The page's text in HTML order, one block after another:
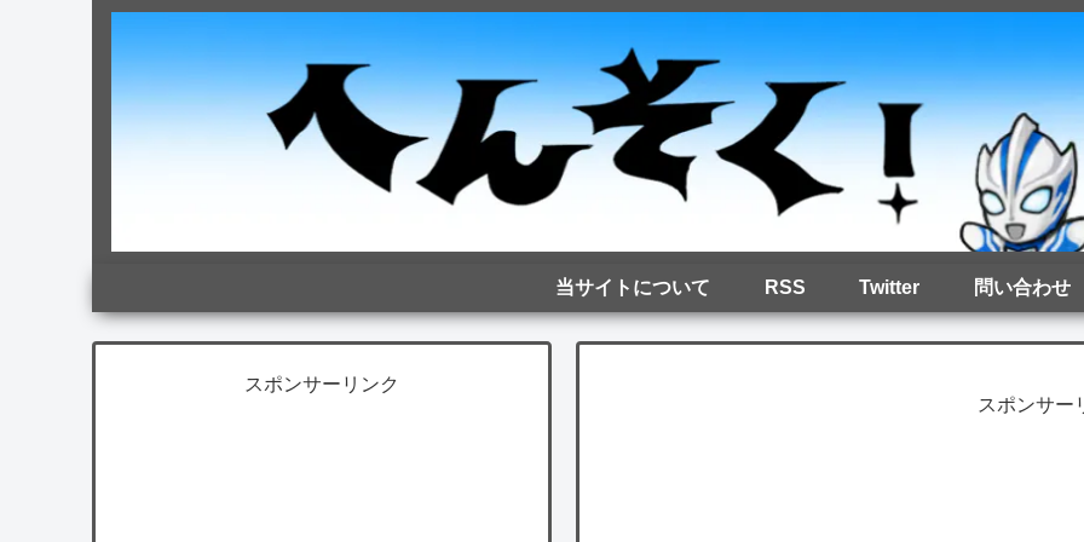
当サイトについて RSS Twitter 問い合わせ
スポンサー
スポンサーリンク